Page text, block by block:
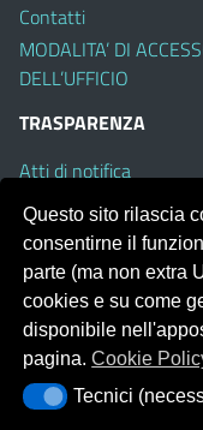
Contatti
MODALITA’ DI
DELL’UFFICIO
TRASPARENZA
Atti di notifica
Albo on line
Amministrazione
Obiettivi di
Portale realizzato con la
Template Italia
(Mizar)
Questo sito rilascia
consentirne il
parte (ma non extra
cookies e su come
disponibile
pagina.Cookie
Tecnici (necessari)
Tecnici